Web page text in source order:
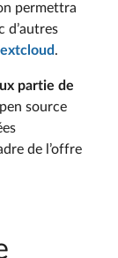
permettra
d’autres
.
partie de
source
de l’offre